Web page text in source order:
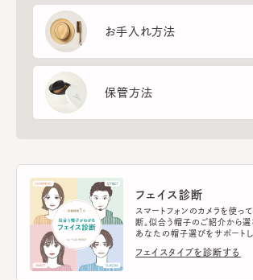
お手入れ方法
保管方法
フェイス診断
スマートフォンのカメラを使っ
断。似合う帽子のご紹介から選
あなたの帽子選びをサポートし
フェイスタイプを診断する